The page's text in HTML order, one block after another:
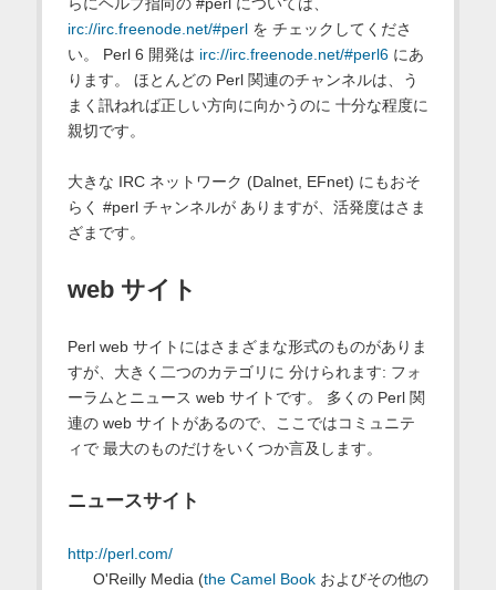
irc://irc.freenode.net/#perlを チェックしてくださ
い。 Perl 6 開発は irc://irc.freenode.net/#perl6にあ
ります。 ほとんどの Perl 関連のチャンネルは、う
まく訊ねれば正しい方向に向かうのに 十分な程度に
親切です。
大きな IRC ネットワーク (Dalnet, EFnet) にもおそ
らく #perl チャンネルが ありますが、活発度はさま
ざまです。
web サイト
Perl web サイトにはさまざまな形式のものがありま
すが、大きく二つのカテゴリに 分けられます: フォ
ーラムとニュース web サイトです。 多くの Perl 関
連の web サイトがあるので、ここではコミュニテ
ィで 最大のものだけをいくつか言及します。
ニュースサイト
http://perl.com/
O'Reilly Media (the Camel Bookおよびその他の